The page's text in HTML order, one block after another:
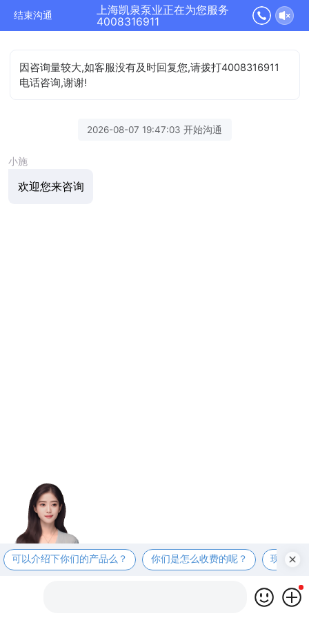
结束沟通
上海凯泉泵业正在为您服务
4008316911
因咨询量较大,如客服没有及时回复您,请拨打4008316911
电话咨询,谢谢!
2026-08-07 19:47:03 开始沟通
小施
欢迎您来咨询
可以介绍下你们的产品么？ 你们是怎么收费的呢？ 现在有